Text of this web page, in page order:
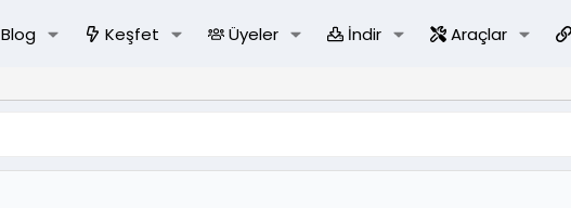
Blog Keşfet Üyeler İndir Araçlar